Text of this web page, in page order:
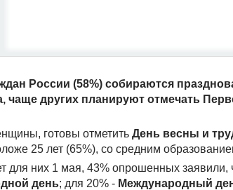
России (58%) собираются
чаще других планируют отмечать
готовы отметить День весны и
25 лет (65%), со средним
для них 1 мая, 43% опрошенных заявили,
день; для 20% - Международный